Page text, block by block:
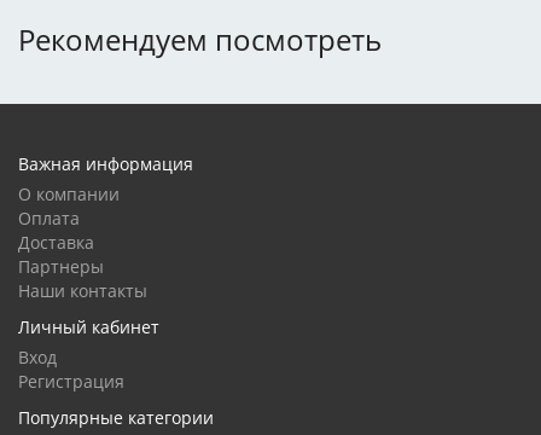
Рекомендуем посмотреть
Важная информация
О компании
Оплата
Доставка
Партнеры
Наши контакты
Личный кабинет
Вход
Регистрация
Популярные категории